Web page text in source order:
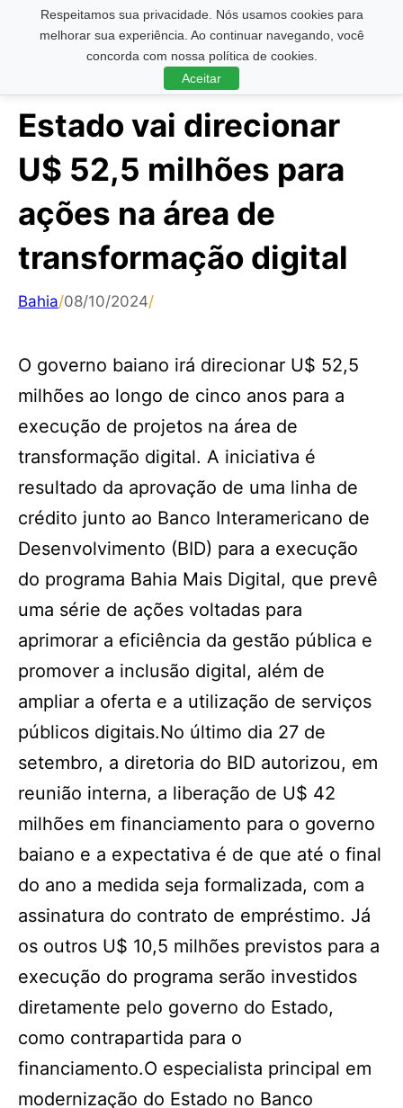
Respeitamos sua privacidade. Nós usamos cookies para
melhorar sua experiência. Ao continuar navegando, você
concorda com nossa política de cookies.
Aceitar
Pesquisar ...
Estado vai direcionar
U$ 52,5 milhões para
ações na área de
transformação digital
Bahia/08/10/2024/
O governo baiano irá direcionar U$ 52,5
milhões ao longo de cinco anos para a
execução de projetos na área de
transformação digital. A iniciativa é
resultado da aprovação de uma linha de
crédito junto ao Banco Interamericano de
Desenvolvimento (BID) para a execução
do programa Bahia Mais Digital, que prevê
uma série de ações voltadas para
aprimorar a eficiência da gestão pública e
promover a inclusão digital, além de
ampliar a oferta e a utilização de serviços
públicos digitais.No último dia 27 de
setembro, a diretoria do BID autorizou, em
reunião interna, a liberação de U$ 42
milhões em financiamento para o governo
baiano e a expectativa é de que até o final
do ano a medida seja formalizada, com a
assinatura do contrato de empréstimo. Já
os outros U$ 10,5 milhões previstos para a
execução do programa serão investidos
diretamente pelo governo do Estado,
como contrapartida para o
financiamento.O especialista principal em
modernização do Estado no Banco